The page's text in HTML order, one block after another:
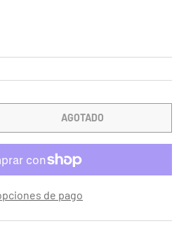
LA CANTIDADAGOTADO
de pago